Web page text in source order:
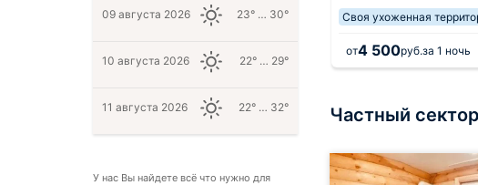
руб. за 1 ночь
Своя ухоженная
от4 500руб.за 1 ночь
Частный
09 августа 2026 23° … 30°
10 августа 2026 22° … 29°
11 августа 2026 22° … 32°
У нас Вы найдете всё что нужно для